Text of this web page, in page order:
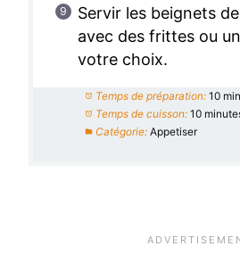
Servir les beignets
avec des frittes ou
votre choix.
Temps de préparation: 10
Temps de cuisson: 10
Catégorie: Appetiser